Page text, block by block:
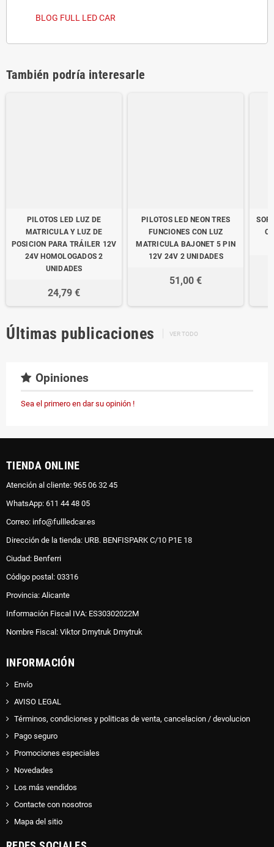
BLOG FULL LED CAR
También podría interesarle
PILOTOS LED LUZ DE
MATRICULA Y LUZ DE
POSICION PARA TRÁILER 12V
24V HOMOLOGADOS 2
UNIDADES
24,79 €
PILOTOS LED NEON TRES
FUNCIONES CON LUZ
MATRICULA BAJONET 5 PIN
12V 24V 2 UNIDADES
51,00 €
Últimas publicaciones VER TODO
Opiniones
Sea el primero en dar su opinión !
TIENDA ONLINE
Atención al cliente: 965 06 32 45
WhatsApp: 611 44 48 05
Correo: info@fullledcar.es
Dirección de la tienda: URB. BENFISPARK C/10 P1E 18
Ciudad: Benferri
Código postal: 03316
Provincia: Alicante
Información Fiscal IVA: ES30302022M
Nombre Fiscal: Viktor Dmytruk Dmytruk
INFORMACIÓN
Envío
AVISO LEGAL
Términos, condiciones y politicas de venta, cancelacion / devolucion
Pago seguro
Promociones especiales
Novedades
Los más vendidos
Contacte con nosotros
Mapa del sitio